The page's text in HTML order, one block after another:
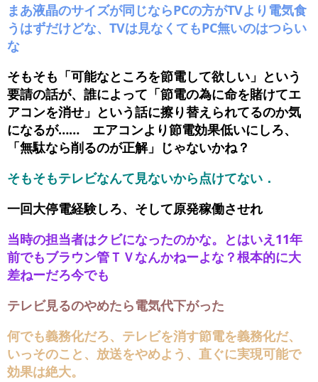
まあ液晶のサイズが同じならPCの方がTVより電気食
うはずだけどな、TVは見なくてもPC無いのはつらい
な
そもそも「可能なところを節電して欲しい」という
要請の話が、誰によって「節電の為に命を賭けてエ
アコンを消せ」という話に擦り替えられてるのか気
になるが…… エアコンより節電効果低いにしろ、
「無駄なら削るのが正解」じゃないかね？
そもそもテレビなんて見ないから点けてない．
一回大停電経験しろ、そして原発稼働させれ
当時の担当者はクビになったのかな。とはいえ11年
前でもブラウン管ＴＶなんかねーよな？根本的に大
差ねーだろ今でも
テレビ見るのやめたら電気代下がった
何でも義務化だろ、テレビを消す節電を義務化だ、
いっそのこと、放送をやめよう、直ぐに実現可能で
効果は絶大。